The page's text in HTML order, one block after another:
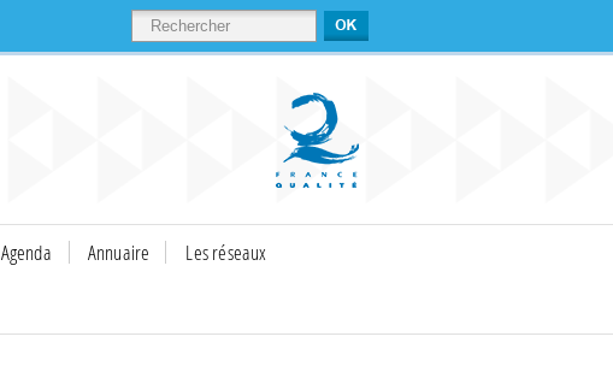
RECHERCHER
Agenda Annuaire
Les réseaux